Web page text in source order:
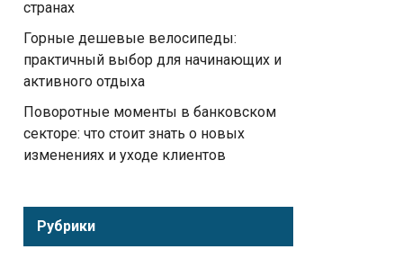
странах
Горные дешевые велосипеды:
практичный выбор для начинающих и
активного отдыха
Поворотные моменты в банковском
секторе: что стоит знать о новых
изменениях и уходе клиентов
Рубрики